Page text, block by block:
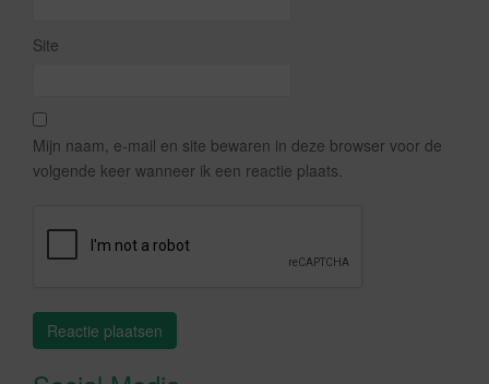
Site
Mijn naam, e-mail en site bewaren in deze browser voor de
volgende keer wanneer ik een reactie plaats.